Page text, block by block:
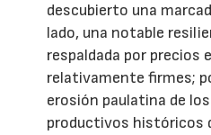
descubierto una
lado, una notable
respaldada por precios
relativamente firmes;
erosión paulatina de
productivos históricos